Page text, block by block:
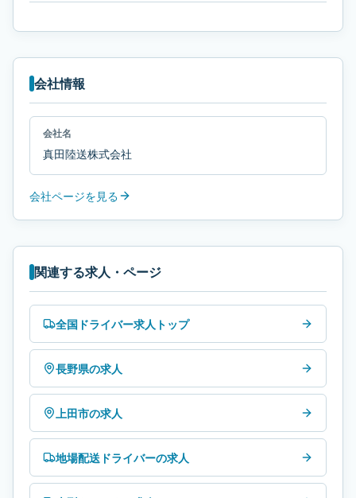
会社情報
会社名
真田陸送株式会社
会社ページを見る
関連する求人・ページ
全国ドライバー求人トップ
長野県の求人
上田市の求人
地場配送ドライバーの求人